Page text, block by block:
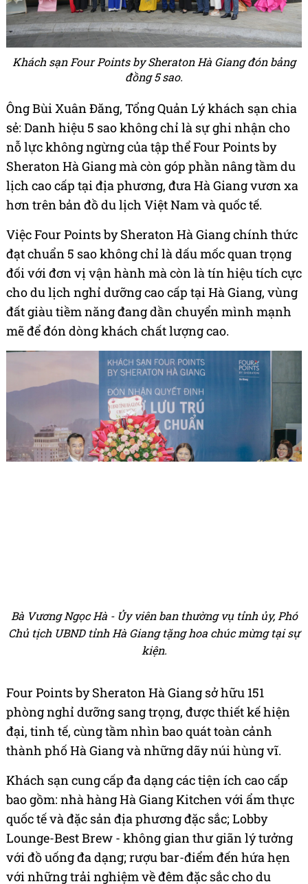
Khách sạn Four Points by Sheraton Hà Giang đón bảng
đồng 5 sao.
Ông Bùi Xuân Đăng, Tổng Quản Lý khách sạn chia
sẻ: Danh hiệu 5 sao không chỉ là sự ghi nhận cho
nỗ lực không ngừng của tập thể Four Points by
Sheraton Hà Giang mà còn góp phần nâng tầm du
lịch cao cấp tại địa phương, đưa Hà Giang vươn xa
hơn trên bản đồ du lịch Việt Nam và quốc tế.
Việc Four Points by Sheraton Hà Giang chính thức
đạt chuẩn 5 sao không chỉ là dấu mốc quan trọng
đối với đơn vị vận hành mà còn là tín hiệu tích cực
cho du lịch nghỉ dưỡng cao cấp tại Hà Giang, vùng
đất giàu tiềm năng đang dần chuyển mình mạnh
mẽ để đón dòng khách chất lượng cao.
Bà Vương Ngọc Hà - Ủy viên ban thường vụ tỉnh ủy, Phó
Chủ tịch UBND tỉnh Hà Giang tặng hoa chúc mừng tại sự
kiện.
Four Points by Sheraton Hà Giang sở hữu 151
phòng nghỉ dưỡng sang trọng, được thiết kế hiện
đại, tinh tế, cùng tầm nhìn bao quát toàn cảnh
thành phố Hà Giang và những dãy núi hùng vĩ.
Khách sạn cung cấp đa dạng các tiện ích cao cấp
bao gồm: nhà hàng Hà Giang Kitchen với ẩm thực
quốc tế và đặc sản địa phương đặc sắc; Lobby
Lounge-Best Brew - không gian thư giãn lý tưởng
với đồ uống đa dạng; rượu bar-điểm đến hứa hẹn
với những trải nghiệm về đêm đặc sắc cho du